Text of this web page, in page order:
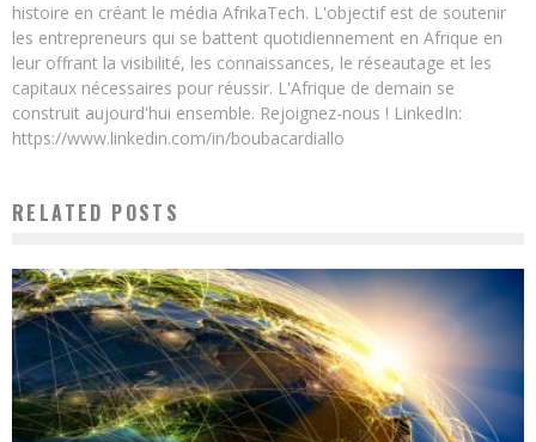
histoire en créant le média AfrikaTech. L'objectif est de soutenir
les entrepreneurs qui se battent quotidiennement en Afrique en
leur offrant la visibilité, les connaissances, le réseautage et les
capitaux nécessaires pour réussir. L'Afrique de demain se
construit aujourd'hui ensemble. Rejoignez-nous ! LinkedIn:
https://www.linkedin.com/in/boubacardiallo
RELATED POSTS